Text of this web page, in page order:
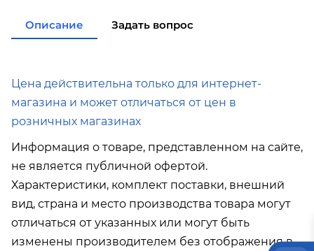
35 000р
в город Поронайск при покупке
Описание Задать вопрос
Цена действительна только для интернет-
магазина и может отличаться от цен в
розничных магазинах
Информация о товаре, представленном на сайте,
не является публичной офертой.
Характеристики, комплект поставки, внешний
вид, страна и место производства товара могут
отличаться от указанных или могут быть
изменены производителем без отображения в